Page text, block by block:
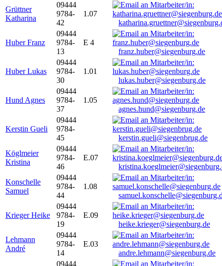
Grüttner
Katharina
09444
9784-
42
1.07
Huber Franz
09444
9784-
13
E 4
franz.huber@siegenburg.de
Huber Lukas
09444
9784-
30
1.01
lukas.huber@siegenburg.de
Hund Agnes
09444
9784-
37
1.05
agnes.hund@siegenburg.de
Kerstin Gueli
09444
9784-
45
kerstin.gueli@siegenbrug.de
Köglmeier
Kristina
09444
9784-
46
E.07
Konschelle
Samuel
09444
9784-
44
1.08
Krieger Heike
09444
9784-
19
E.09
heike.krieger@siegenburg.de
Lehmann
André
09444
9784-
14
E.03
andre.lehmann@siegenburg.de
09444